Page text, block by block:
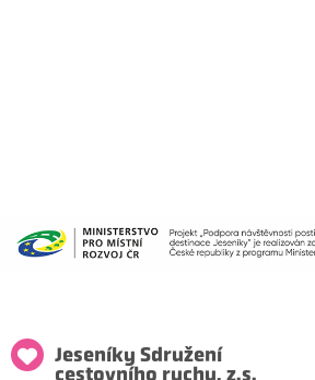
Jeseníky Sdružení
cestovního ruchu, z.s.